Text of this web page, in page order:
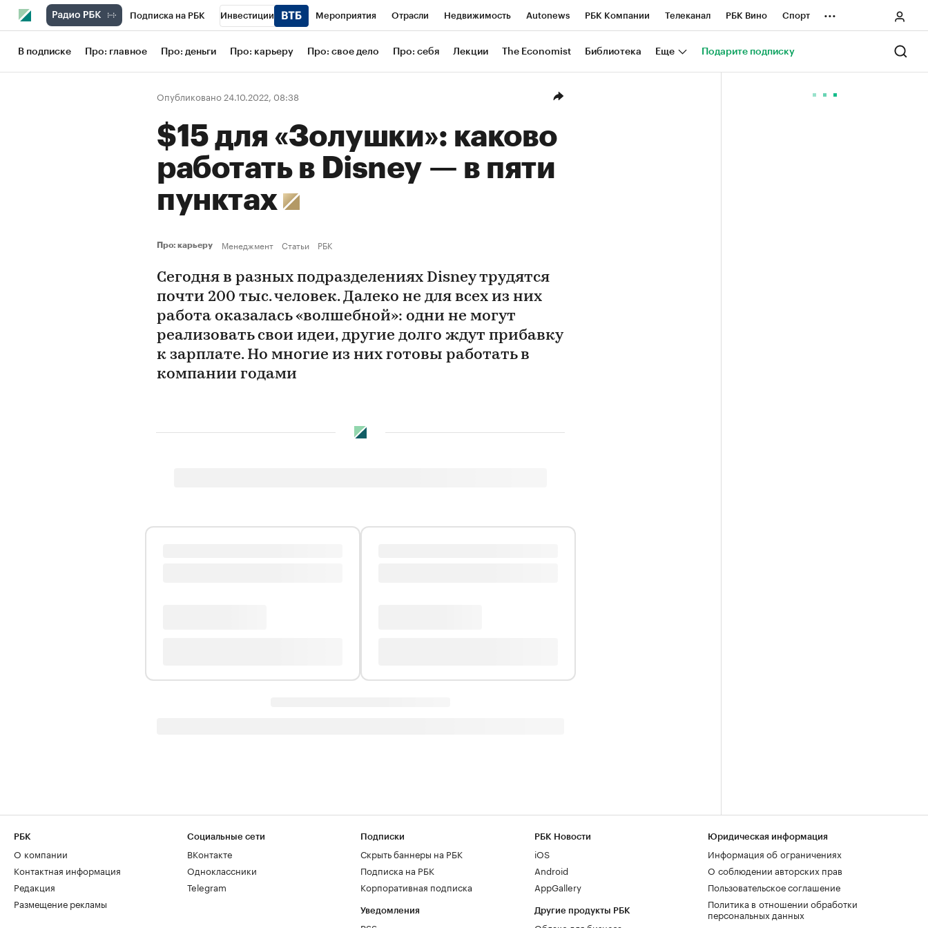
Подписка на РБК Инвестиции Мероприятия Отрасли Недвижимость Autonews РБК Компании Телеканал РБК Вино Спорт
Школа управления РБК РБК Образование РБК Life Тренды Визионеры Национальные проекты Город
Рынок наличной валюты
...
В подписке Про: главное Про: деньги Про: карьеру Про: свое дело Про: себя Лекции The Economist Библиотека Еще Подарите подписку
Опубликовано 24.10.2022, 08:38
$15 для «Золушки»: каково
работать в Disney — в пяти
пунктах
Про: карьеру Менеджмент Статьи РБК
Сегодня в разных подразделениях Disney трудятся
почти 200 тыс. человек. Далеко не для всех из них
работа оказалась «волшебной»: одни не могут
реализовать свои идеи, другие долго ждут прибавку
к зарплате. Но многие из них готовы работать в
компании годами
РБК
О компании
Контактная информация
Редакция
Размещение рекламы
Социальные сети
ВКонтакте
Одноклассники
Telegram
Подписки
Скрыть баннеры на РБК
Подписка на РБК
Корпоративная подписка
Уведомления
РБК Новости
iOS
Android
AppGallery
Другие продукты РБК
Юридическая информация
Информация об ограничениях
О соблюдении авторских прав
Пользовательское соглашение
Политика в отношении обработки
персональных данных